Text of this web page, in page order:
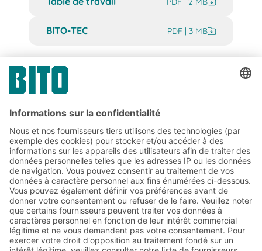
BITO-TEC PDF | 3 MB
LEO transporteur
PDF | 3 MB
Abonnez-vous à la lettre
d'information de BITO :
Actualités de l'entrepôt et de
la logistique
Réductions exclusives